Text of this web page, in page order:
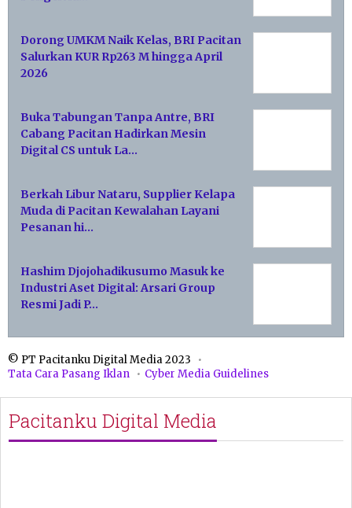
Dorong UMKM Naik Kelas, BRI Pacitan
Salurkan KUR Rp263 M hingga April
2026
Buka Tabungan Tanpa Antre, BRI
Cabang Pacitan Hadirkan Mesin
Digital CS untuk La…
Berkah Libur Nataru, Supplier Kelapa
Muda di Pacitan Kewalahan Layani
Pesanan hi…
Hashim Djojohadikusumo Masuk ke
Industri Aset Digital: Arsari Group
Resmi Jadi P…
© PT Pacitanku Digital Media 2023
Tata Cara Pasang Iklan
Cyber Media Guidelines
Pacitanku Digital Media